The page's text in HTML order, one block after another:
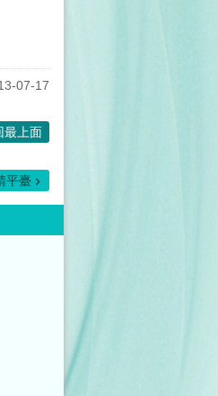
07-17
最上面
平臺